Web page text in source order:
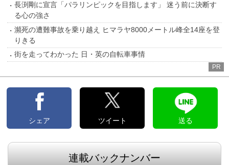
長渕剛に宣言「パラリンピックを目指します」 迷う前に決断す
る心の強さ
瀕死の遭難事故を乗り越え ヒマラヤ8000メートル峰全14座を登
りきる
街を走ってわかった 日・英の自転車事情
PR
シェア ツイート 送る
連載バックナンバー